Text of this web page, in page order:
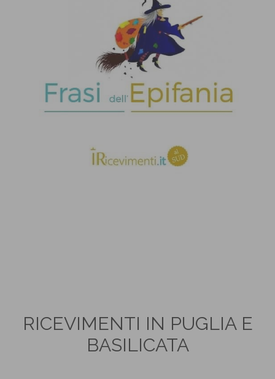
RICEVIMENTI IN PUGLIA E
BASILICATA